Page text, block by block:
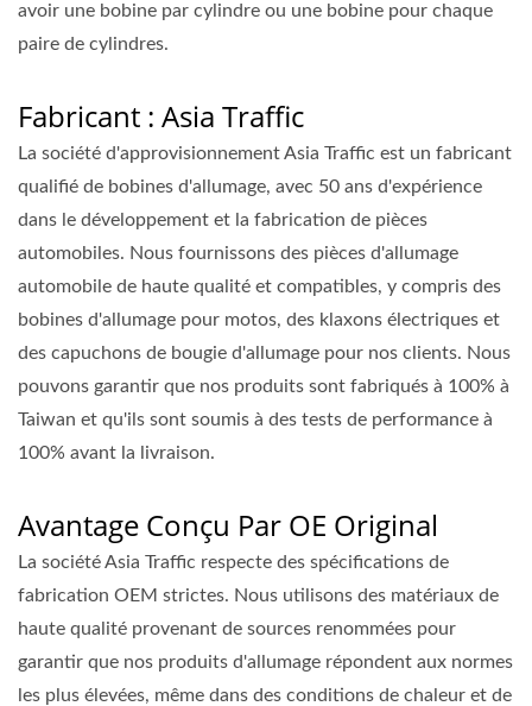
avoir une bobine par cylindre ou une bobine pour chaque
paire de cylindres.
Fabricant : Asia Traffic
La société d'approvisionnement Asia Traffic est un fabricant
qualifié de bobines d'allumage, avec 50 ans d'expérience
dans le développement et la fabrication de pièces
automobiles. Nous fournissons des pièces d'allumage
automobile de haute qualité et compatibles, y compris des
bobines d'allumage pour motos, des klaxons électriques et
des capuchons de bougie d'allumage pour nos clients. Nous
pouvons garantir que nos produits sont fabriqués à 100% à
Taiwan et qu'ils sont soumis à des tests de performance à
100% avant la livraison.
Avantage Conçu Par OE Original
La société Asia Traffic respecte des spécifications de
fabrication OEM strictes. Nous utilisons des matériaux de
haute qualité provenant de sources renommées pour
garantir que nos produits d'allumage répondent aux normes
les plus élevées, même dans des conditions de chaleur et de